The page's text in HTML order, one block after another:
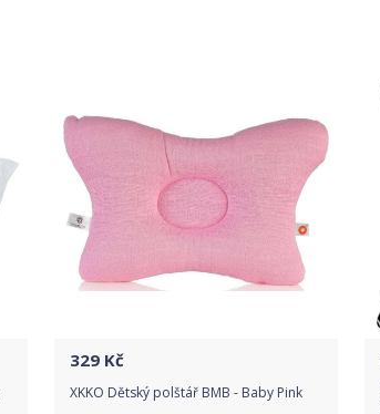
329 Kč
XKKO Dětský polštář BMB - Baby Pink